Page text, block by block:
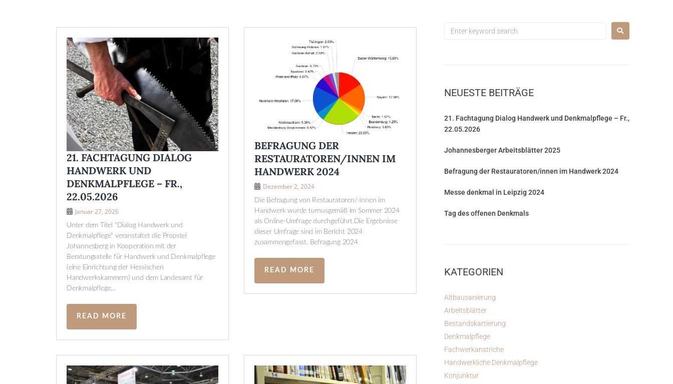
21. FACHTAGUNG DIALOG
HANDWERK UND
DENKMALPFLEGE – FR.,
22.05.2026
Januar 27, 2026
Unter dem Titel "Dialog Handwerk und
Denkmalpflege" veranstaltet die Propstei
Johannesberg in Kooperation mit der
Beratungsstelle für Handwerk und Denkmalpflege
(eine Einrichtung der Hessischen
Handwerkskammern) und dem Landesamt für
Denkmalpflege...
READ MORE
BEFRAGUNG DER
RESTAURATOREN/INNEN IM
HANDWERK 2024
Dezember 2, 2024
Die Befragung von Restauratoren/-innen im
Handwerk wurde turnusgemäß im Sommer 2024
als Online-Umfrage durchgeführt.Die Ergebnisse
dieser Umfrage sind im Bericht 2024
zusammengefasst. Befragung 2024
READ MORE
NEUESTE BEITRÄGE
21. Fachtagung Dialog Handwerk und Denkmalpflege – Fr.,
22.05.2026
Johannesberger Arbeitsblätter 2025
Befragung der Restauratoren/innen im Handwerk 2024
Messe denkmal in Leipzig 2024
Tag des offenen Denkmals
KATEGORIEN
Altbausanierung
Arbeitsblätter
Bestandskartierung
Denkmalpflege
Fachwerkanstriche
Handwerkliche Denkmalpflege
Konjunktur